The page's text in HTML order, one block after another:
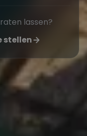
lassen?
stellen